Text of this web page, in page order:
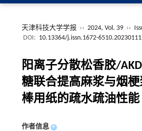
天津科技大学学报 ›› 2024, Vol. 39 ››
DOI: 10.13364/j.issn.1672-6510.20230111
阳离子分散松香胶/
糖联合提高麻浆与烟
棒用纸的疏水疏油性能
作者信息 +